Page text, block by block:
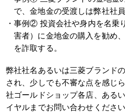
で、金地金の受渡しは弊社社
事例② 投資会社や身内を名乗
害者）に金地金の購入を勧め
を詐取する。
弊社社名あるいは三菱ブランド
され、少しでも不審な点を感じ
社ゴールドショップ各店、ある
イヤルまでお問い合わせください